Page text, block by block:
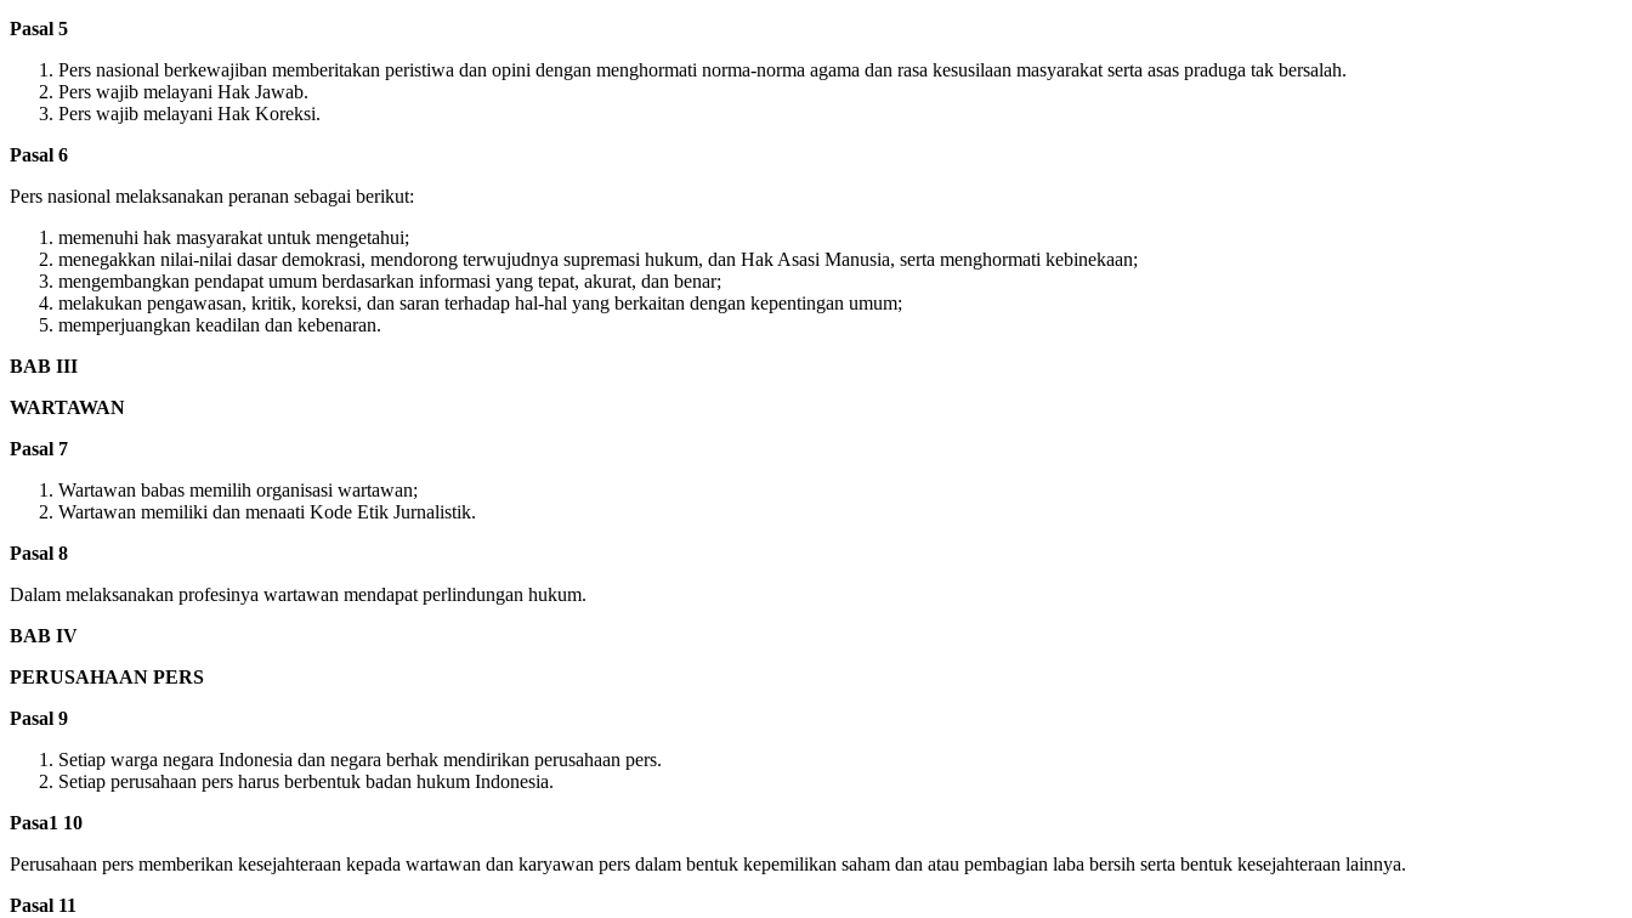
Pasal 5
Pers nasional berkewajiban memberitakan peristiwa dan opini dengan menghormati norma-norma agama dan rasa kesusilaan masyarakat serta asas praduga tak bersalah.
Pers wajib melayani Hak Jawab.
Pers wajib melayani Hak Koreksi.
Pasal 6
Pers nasional melaksanakan peranan sebagai berikut:
memenuhi hak masyarakat untuk mengetahui;
menegakkan nilai-nilai dasar demokrasi, mendorong terwujudnya supremasi hukum, dan Hak Asasi Manusia, serta menghormati kebinekaan;
mengembangkan pendapat umum berdasarkan informasi yang tepat, akurat, dan benar;
melakukan pengawasan, kritik, koreksi, dan saran terhadap hal-hal yang berkaitan dengan kepentingan umum;
memperjuangkan keadilan dan kebenaran.
BAB III
WARTAWAN
Pasal 7
Wartawan babas memilih organisasi wartawan;
Wartawan memiliki dan menaati Kode Etik Jurnalistik.
Pasal 8
Dalam melaksanakan profesinya wartawan mendapat perlindungan hukum.
BAB IV
PERUSAHAAN PERS
Pasal 9
Setiap warga negara Indonesia dan negara berhak mendirikan perusahaan pers.
Setiap perusahaan pers harus berbentuk badan hukum Indonesia.
Pasa1 10
Perusahaan pers memberikan kesejahteraan kepada wartawan dan karyawan pers dalam bentuk kepemilikan saham dan atau pembagian laba bersih serta bentuk kesejahteraan lainnya.
Pasal 11